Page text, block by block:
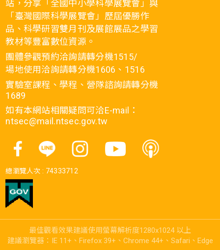
站，分享「全國中小學科學展覽會」與
「臺灣國際科學展覽會」歷屆優勝作
品、科學研習雙月刊及展館展品之學習
教材等豐富數位資源。
團體參觀預約洽詢請轉分機1515/
場地使用洽詢請轉分機1606、1516
實驗室課程、學程、營隊諮詢請轉分機
1689
如有本網站相關疑問可洽E-mail：
ntsec@mail.ntsec.gov.tw
總瀏覽人次 : 74333712
最佳觀看效果建議使用螢幕解析度1280x1024 以上
建議瀏覽器：IE 11+、Firefox 39+、Chrome 44+、Safari、Edge